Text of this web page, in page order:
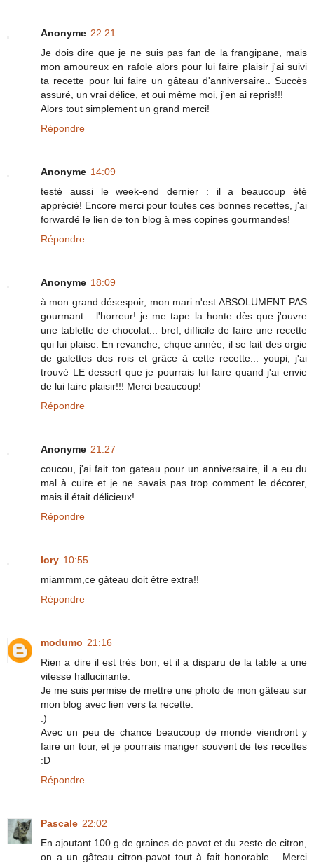
Anonyme 22:21
Je dois dire que je ne suis pas fan de la frangipane, mais
mon amoureux en rafole alors pour lui faire plaisir j'ai suivi
ta recette pour lui faire un gâteau d'anniversaire.. Succès
assuré, un vrai délice, et oui même moi, j'en ai repris!!!
Alors tout simplement un grand merci!
Répondre
Anonyme 14:09
testé aussi le week-end dernier : il a beaucoup été
apprécié! Encore merci pour toutes ces bonnes recettes, j'ai
forwardé le lien de ton blog à mes copines gourmandes!
Répondre
Anonyme 18:09
à mon grand désespoir, mon mari n'est ABSOLUMENT PAS
gourmant... l'horreur! je me tape la honte dès que j'ouvre
une tablette de chocolat... bref, difficile de faire une recette
qui lui plaise. En revanche, chque année, il se fait des orgie
de galettes des rois et grâce à cette recette... youpi, j'ai
trouvé LE dessert que je pourrais lui faire quand j'ai envie
de lui faire plaisir!!! Merci beaucoup!
Répondre
Anonyme 21:27
coucou, j'ai fait ton gateau pour un anniversaire, il a eu du
mal à cuire et je ne savais pas trop comment le décorer,
mais il était délicieux!
Répondre
lory 10:55
miammm,ce gâteau doit être extra!!
Répondre
modumo 21:16
Rien a dire il est très bon, et il a disparu de la table a une
vitesse hallucinante.
Je me suis permise de mettre une photo de mon gâteau sur
mon blog avec lien vers ta recette.
:)
Avec un peu de chance beaucoup de monde viendront y
faire un tour, et je pourrais manger souvent de tes recettes
:D
Répondre
Pascale 22:02
En ajoutant 100 g de graines de pavot et du zeste de citron,
on a un gâteau citron-pavot tout à fait honorable... Merci